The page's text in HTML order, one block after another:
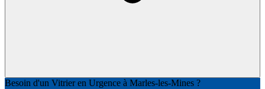
Besoin d'un Vitrier en Urgence à Marles-les-Mines ?